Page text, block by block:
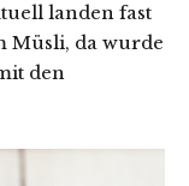
landen fast
Müsli, da wurde
den